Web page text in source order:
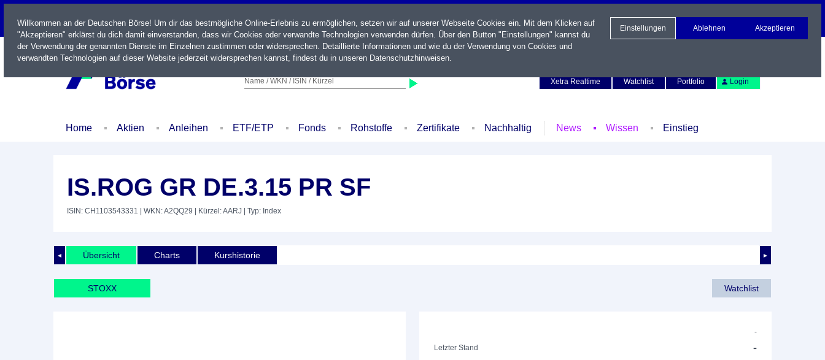
LIVE
Name / WKN / ISIN / Kürzel
Xetra Realtime
Watchlist Portfolio Login
Home Aktien Anleihen ETF/ETP Fonds Rohstoffe Zertifikate Nachhaltig News Wissen Einstieg
IS.ROG GR DE.3.15 PR SF
ISIN: CH1103543331 | WKN: A2QQ29 | Kürzel: AARJ | Typ: Index
◄ ►
Übersicht Charts Kurshistorie
STOXX Watchlist
-
Letzter Stand
-
Willkommen an der Deutschen Börse! Um dir das bestmögliche Online-Erlebnis zu ermöglichen, setzen wir auf unserer Webseite Cookies ein. Mit dem Klicken auf
"Akzeptieren" erklärst du dich damit einverstanden, dass wir Cookies oder verwandte Technologien verwenden dürfen. Über den Button "Einstellungen" kannst du
der Verwendung der genannten Dienste im Einzelnen zustimmen oder widersprechen. Detaillierte Informationen und wie du der Verwendung von Cookies und
verwandten Technologien auf dieser Website jederzeit widersprechen kannst, findest du in unseren Datenschutzhinweisen.
Einstellungen Ablehnen Akzeptieren